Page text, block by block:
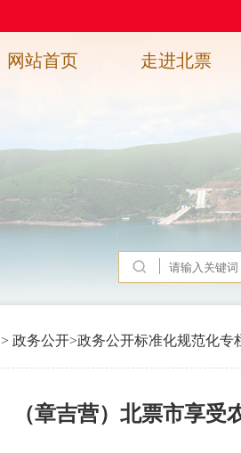
网站首页 走进北票
> 政务公开>政务公开标准化规范化专
（章吉营）北票市享